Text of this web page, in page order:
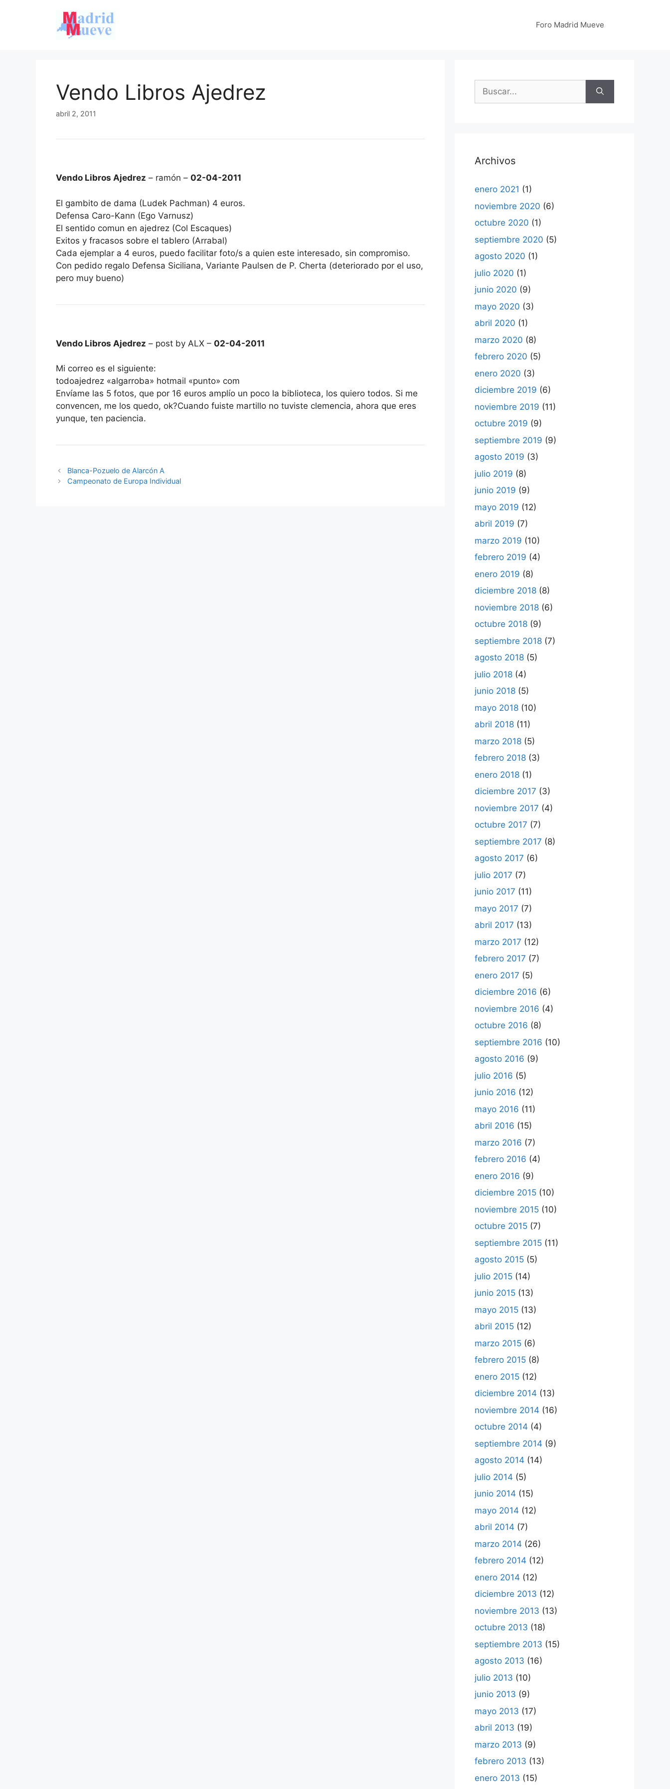
Foro Madrid Mueve
Vendo Libros Ajedrez
abril 2, 2011
Vendo Libros Ajedrez – ramón – 02-04-2011
El gambito de dama (Ludek Pachman) 4 euros.
Defensa Caro-Kann (Ego Varnusz)
El sentido comun en ajedrez (Col Escaques)
Exitos y fracasos sobre el tablero (Arrabal)
Cada ejemplar a 4 euros, puedo facilitar foto/s a quien este interesado, sin compromiso.
Con pedido regalo Defensa Siciliana, Variante Paulsen de P. Cherta (deteriorado por el uso,
pero muy bueno)
Vendo Libros Ajedrez – post by ALX – 02-04-2011
Mi correo es el siguiente:
todoajedrez «algarroba» hotmail «punto» com
Envíame las 5 fotos, que por 16 euros amplío un poco la biblioteca, los quiero todos. Si me
convencen, me los quedo, ok?Cuando fuiste martillo no tuviste clemencia, ahora que eres
yunque, ten paciencia.
Blanca-Pozuelo de Alarcón A
Campeonato de Europa Individual
Buscar:
Archivos
enero 2021 (1)
noviembre 2020 (6)
octubre 2020 (1)
septiembre 2020 (5)
agosto 2020 (1)
julio 2020 (1)
junio 2020 (9)
mayo 2020 (3)
abril 2020 (1)
marzo 2020 (8)
febrero 2020 (5)
enero 2020 (3)
diciembre 2019 (6)
noviembre 2019 (11)
octubre 2019 (9)
septiembre 2019 (9)
agosto 2019 (3)
julio 2019 (8)
junio 2019 (9)
mayo 2019 (12)
abril 2019 (7)
marzo 2019 (10)
febrero 2019 (4)
enero 2019 (8)
diciembre 2018 (8)
noviembre 2018 (6)
octubre 2018 (9)
septiembre 2018 (7)
agosto 2018 (5)
julio 2018 (4)
junio 2018 (5)
mayo 2018 (10)
abril 2018 (11)
marzo 2018 (5)
febrero 2018 (3)
enero 2018 (1)
diciembre 2017 (3)
noviembre 2017 (4)
octubre 2017 (7)
septiembre 2017 (8)
agosto 2017 (6)
julio 2017 (7)
junio 2017 (11)
mayo 2017 (7)
abril 2017 (13)
marzo 2017 (12)
febrero 2017 (7)
enero 2017 (5)
diciembre 2016 (6)
noviembre 2016 (4)
octubre 2016 (8)
septiembre 2016 (10)
agosto 2016 (9)
julio 2016 (5)
junio 2016 (12)
mayo 2016 (11)
abril 2016 (15)
marzo 2016 (7)
febrero 2016 (4)
enero 2016 (9)
diciembre 2015 (10)
noviembre 2015 (10)
octubre 2015 (7)
septiembre 2015 (11)
agosto 2015 (5)
julio 2015 (14)
junio 2015 (13)
mayo 2015 (13)
abril 2015 (12)
marzo 2015 (6)
febrero 2015 (8)
enero 2015 (12)
diciembre 2014 (13)
noviembre 2014 (16)
octubre 2014 (4)
septiembre 2014 (9)
agosto 2014 (14)
julio 2014 (5)
junio 2014 (15)
mayo 2014 (12)
abril 2014 (7)
marzo 2014 (26)
febrero 2014 (12)
enero 2014 (12)
diciembre 2013 (12)
noviembre 2013 (13)
octubre 2013 (18)
septiembre 2013 (15)
agosto 2013 (16)
julio 2013 (10)
junio 2013 (9)
mayo 2013 (17)
abril 2013 (19)
marzo 2013 (9)
febrero 2013 (13)
enero 2013 (15)